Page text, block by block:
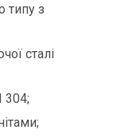
типу з
сталі
304;